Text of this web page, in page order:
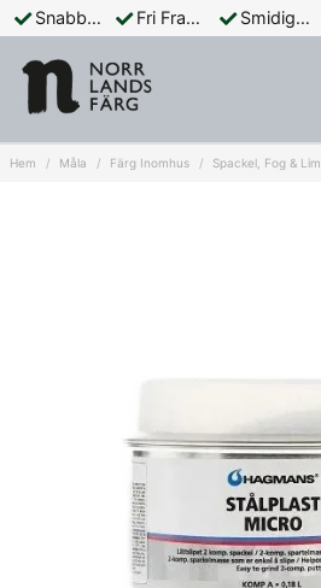
Snabba Leveranser Fri Frakt Över 899:- Smidiga Betalningar
Hem Måla Färg Inomhus Spackel, Fog & Lim